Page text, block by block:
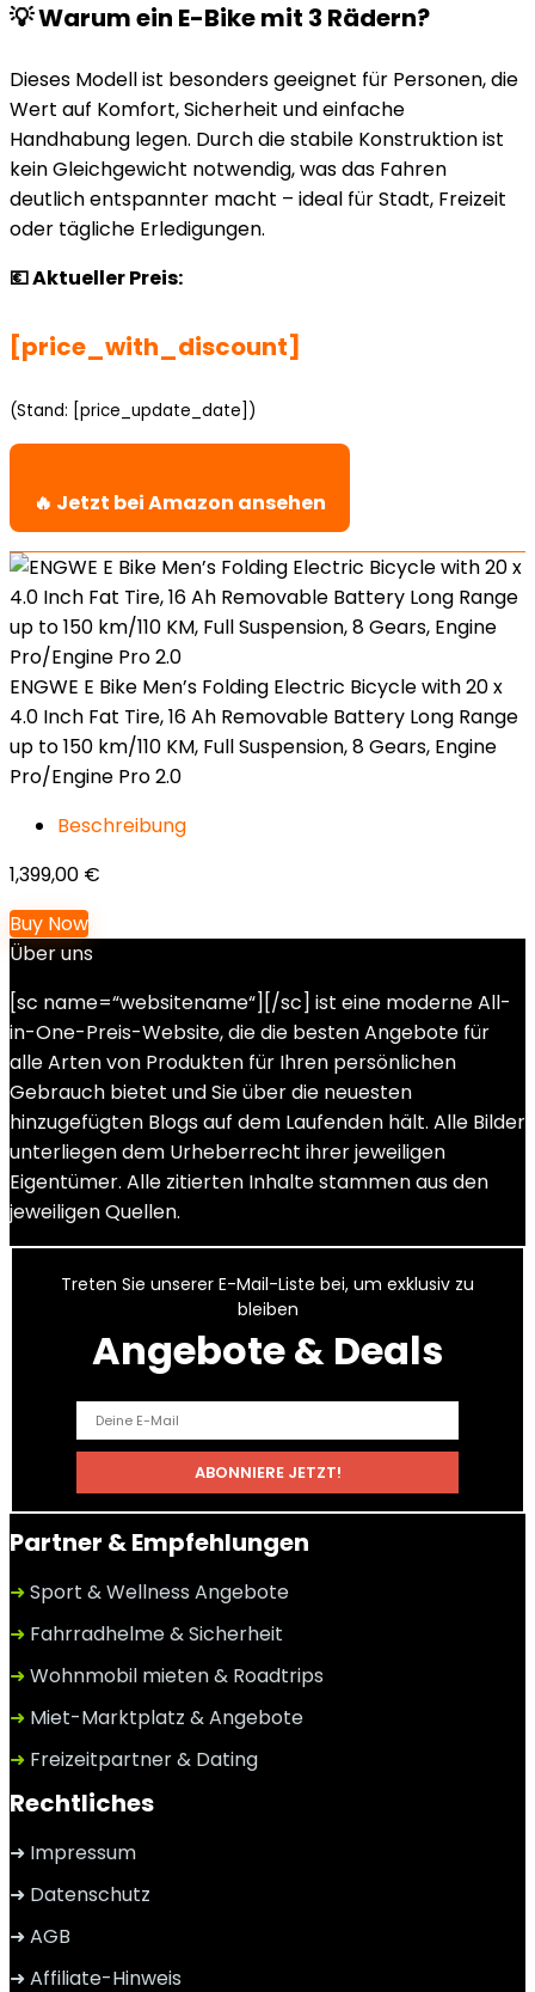
💡 Warum ein E-Bike mit 3 Rädern?
Dieses Modell ist besonders geeignet für Personen, die
Wert auf Komfort, Sicherheit und einfache
Handhabung legen. Durch die stabile Konstruktion ist
kein Gleichgewicht notwendig, was das Fahren
deutlich entspannter macht – ideal für Stadt, Freizeit
oder tägliche Erledigungen.
💶 Aktueller Preis:
[price_with_discount]
(Stand: [price_update_date])
🔥 Jetzt bei Amazon ansehen
ENGWE E Bike Men’s Folding Electric Bicycle with 20 x
4.0 Inch Fat Tire, 16 Ah Removable Battery Long Range
up to 150 km/110 KM, Full Suspension, 8 Gears, Engine
Pro/Engine Pro 2.0
Beschreibung
1,399,00 €
Buy Now
Über uns
[sc name=“websitename“][/sc] ist eine moderne All-
in-One-Preis-Website, die die besten Angebote für
alle Arten von Produkten für Ihren persönlichen
Gebrauch bietet und Sie über die neuesten
hinzugefügten Blogs auf dem Laufenden hält. Alle Bilder
unterliegen dem Urheberrecht ihrer jeweiligen
Eigentümer. Alle zitierten Inhalte stammen aus den
jeweiligen Quellen.
Treten Sie unserer E-Mail-Liste bei, um exklusiv zu
bleiben
Angebote & Deals
Partner & Empfehlungen
➜ Sport & Wellness Angebote
➜ Fahrradhelme & Sicherheit
➜ Wohnmobil mieten & Roadtrips
➜ Miet-Marktplatz & Angebote
➜ Freizeitpartner & Dating
Rechtliches
➜ Impressum
➜ Datenschutz
➜ AGB
➜ Affiliate-Hinweis